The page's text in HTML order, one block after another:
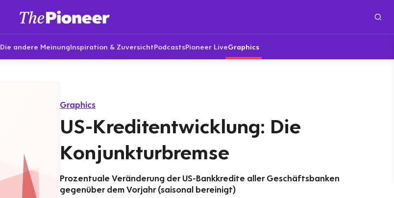
Die andere MeinungInspiration & ZuversichtPodcastsPioneer LiveGraphics
Graphics
US-Kreditentwicklung: Die
Konjunkturbremse
Prozentuale Veränderung der US-Bankkredite aller Geschäftsbanken
gegenüber dem Vorjahr (saisonal bereinigt)